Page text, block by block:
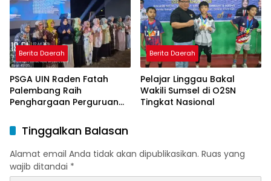
Menjadi Driver Taksi Online
Berita Daerah
PSGA UIN Raden Fatah
Palembang Raih
Penghargaan Perguruan
Peringkat Pratama
Berita Daerah
Pelajar Linggau Bakal
Wakili Sumsel di O2SN
Tingkat Nasional
Tinggalkan Balasan
Alamat email Anda tidak akan dipublikasikan. Ruas yang
wajib ditandai *